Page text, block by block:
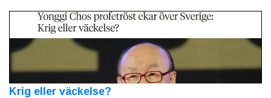
Krig eller väckelse?